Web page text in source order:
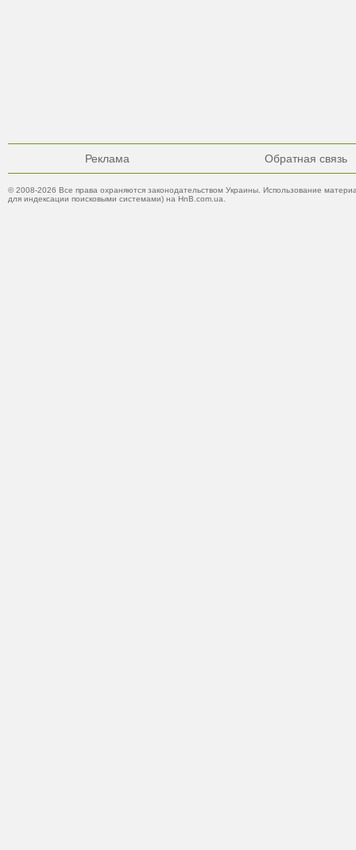
Реклама Обратная связь
© 2008-2026 Все права охраняются законодательством Украины. Использование
для индексации поисковыми системами) на HnB.com.ua.